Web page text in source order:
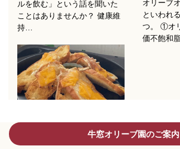
牛窓オリーブ園のご案内